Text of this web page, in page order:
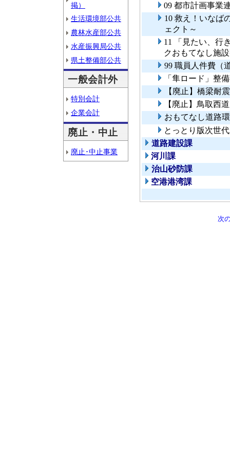
掲）
生活環境部公共
農林水産部公共
水産振興局公共
県土整備部公共
一般会計外
特別会計
企業会計
廃止・中止
廃止･中止事業
09 都市計画事業
10 救え！いなば
ェクト～
11 「見たい、行
クおもてなし施
99 職員人件費（
「隼ロード」整
【廃止】橋梁耐
【廃止】鳥取西
おもてなし道路
とっとり版次世
道路建設課
河川課
治山砂防課
空港港湾課
次